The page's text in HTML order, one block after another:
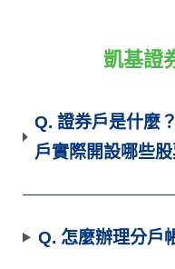
凱基證
Q. 證券戶是什麼
戶實際開設哪些股
Q. 怎麼辦理分戶